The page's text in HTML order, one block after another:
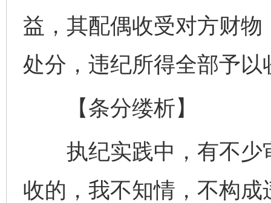
益，其配偶收受对方财
处分，违纪所得全部予以
【条分缕析】
执纪实践中，有不少
收的，我不知情，不构成